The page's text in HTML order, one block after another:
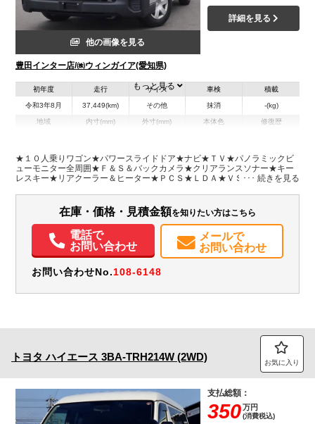
他の画像を見る
豊田インター店/㈱ウィンガイア(愛知県)
詳細を見る
初年度
令和3年8月
走行
37,449(km)
サイズ
その他
車検
抹消
積載
-(kg)
地域 内寸(mm) 外寸(mm)
H:2,100
本体色 修復歴
装備情報
パワステ
TV バックモニター 記録簿（一部含む）
取扱説明書（一部含む）
メンテナンスノート（保証書）
もっと見る
★１０人乗りワゴン★パワースライドドア★ナビ★ＴＶ★パノラミックビ
ューモニター全周囲★Ｆ＆Ｓ＆バックカメラ★クリアランスソナー★キー
レスキー★リアクーラー＆ヒーター★ＰＣＳ★ＬＤＡ★ＶＳＣ★ＴＲＣ★
済み！★リアスライド小窓・フィルム施工★保証書・記録簿・取説・ナビ
取説★スペアキーレスキー
在庫・価格・見積金額を知りたい方はこちら
電話で
お問い合わせ
メールで
お問い合わせ
お問い合わせNo.108-6148
トヨタ ハイエース 3BA-TRH214W (2WD) お気に入り
支払総額：
350万円
(消費税込)